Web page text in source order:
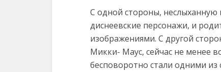
С одной стороны,
диснеевские персонажи, и
изображениями. С другой
Микки- Маус, сейчас не менее
бесповоротно стали одними из